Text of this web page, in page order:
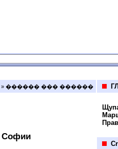
» ������ ��� ������
Софии